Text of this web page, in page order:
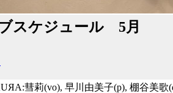
スケジュール 5月
彗莉(vo), 早川由美子(p), 棚谷美